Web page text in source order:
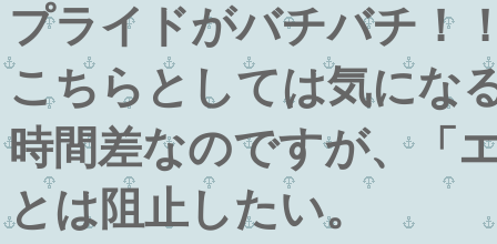
プライドがバチバチ！
こちらとしては気にな
時間差なのですが、「
とは阻止したい。